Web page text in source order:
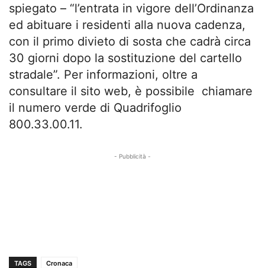
spiegato – “l’entrata in vigore dell’Ordinanza
ed abituare i residenti alla nuova cadenza,
con il primo divieto di sosta che cadrà circa
30 giorni dopo la sostituzione del cartello
stradale”. Per informazioni, oltre a
consultare il sito web, è possibile chiamare
il numero verde di Quadrifoglio
800.33.00.11.
- Pubblicità -
TAGS Cronaca